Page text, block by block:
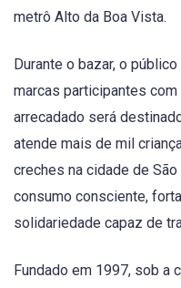
metrô Alto da Boa Vista.
Durante o bazar, o
marcas participantes
arrecadado será
atende mais de mil
creches na cidade de
consumo consciente,
solidariedade capaz de
Fundado em 1997, sob a